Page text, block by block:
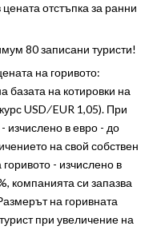
отстъпка за ранни
80 записани туристи!
на горивото:
базата на котировки на
USD ∕ EUR 1,05). При
изчислено в евро - до
на свой собствен
- изчислено в
компанията си запазва
на горивната
при увеличение на